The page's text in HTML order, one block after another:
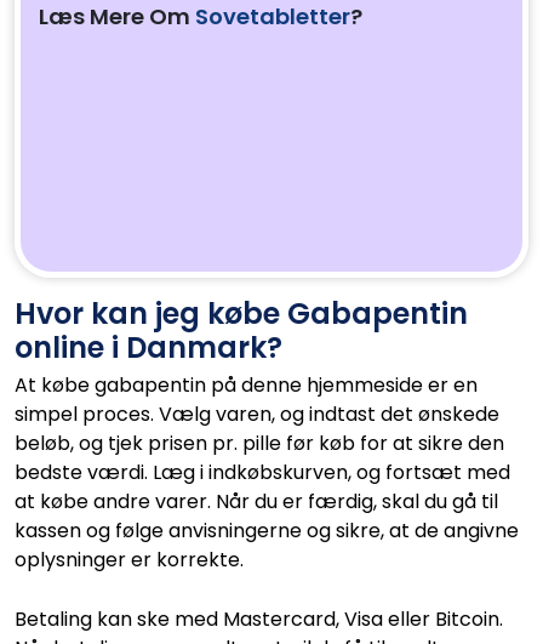
Læs Mere Om Sovetabletter?
Hvor kan jeg købe Gabapentin
online i Danmark?
At købe gabapentin på denne hjemmeside er en
simpel proces. Vælg varen, og indtast det ønskede
beløb, og tjek prisen pr. pille før køb for at sikre den
bedste værdi. Læg i indkøbskurven, og fortsæt med
at købe andre varer. Når du er færdig, skal du gå til
kassen og følge anvisningerne og sikre, at de angivne
oplysninger er korrekte.
Betaling kan ske med Mastercard, Visa eller Bitcoin.